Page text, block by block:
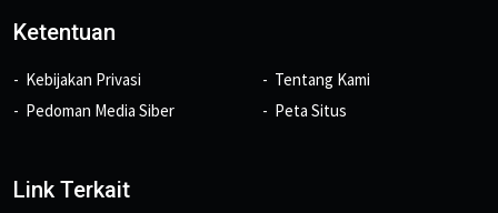
Ketentuan
Kebijakan Privasi
Pedoman Media Siber
Tentang Kami
Peta Situs
Link Terkait